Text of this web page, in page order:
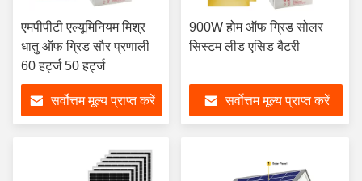
एमपीपीटी एल्यूमिनियम मिश्र
धातु ऑफ ग्रिड सौर प्रणाली
60 हर्ट्ज 50 हर्ट्ज
सर्वोत्तम मूल्य प्राप्त करें
900W होम ऑफ ग्रिड सोलर
सिस्टम लीड एसिड बैटरी
सर्वोत्तम मूल्य प्राप्त करें